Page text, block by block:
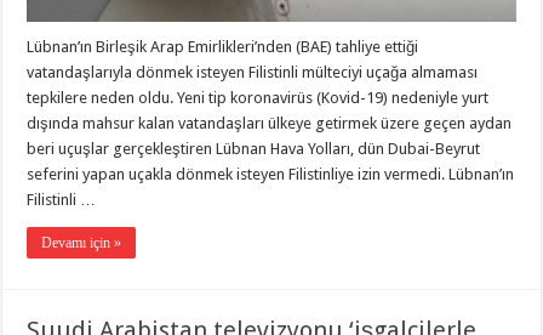
Lübnan’ın Birleşik Arap Emirlikleri’nden (BAE) tahliye ettiği
vatandaşlarıyla dönmek isteyen Filistinli mülteciyi uçağa almaması
tepkilere neden oldu. Yeni tip koronavirüs (Kovid-19) nedeniyle yurt
dışında mahsur kalan vatandaşları ülkeye getirmek üzere geçen aydan
beri uçuşlar gerçekleştiren Lübnan Hava Yolları, dün Dubai-Beyrut
seferini yapan uçakla dönmek isteyen Filistinliye izin vermedi. Lübnan’ın
Filistinli …
Devamı için »